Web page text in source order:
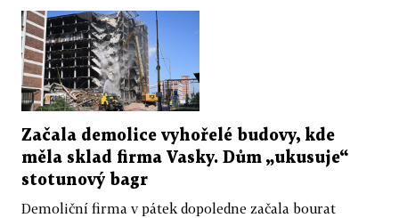
Začala demolice vyhořelé budovy, kde
měla sklad firma Vasky. Dům „ukusuje“
stotunový bagr
Demoliční firma v pátek dopoledne začala bourat